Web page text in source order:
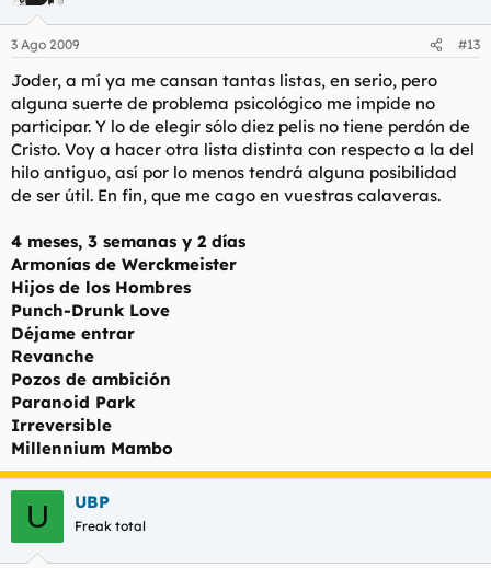
3 Ago 2009 #13
Joder, a mí ya me cansan tantas listas, en serio, pero
alguna suerte de problema psicológico me impide no
participar. Y lo de elegir sólo diez pelis no tiene perdón de
Cristo. Voy a hacer otra lista distinta con respecto a la del
hilo antiguo, así por lo menos tendrá alguna posibilidad
de ser útil. En fin, que me cago en vuestras calaveras.
4 meses, 3 semanas y 2 días
Armonías de Werckmeister
Hijos de los Hombres
Punch-Drunk Love
Déjame entrar
Revanche
Pozos de ambición
Paranoid Park
Irreversible
Millennium Mambo
U UBP
Freak total